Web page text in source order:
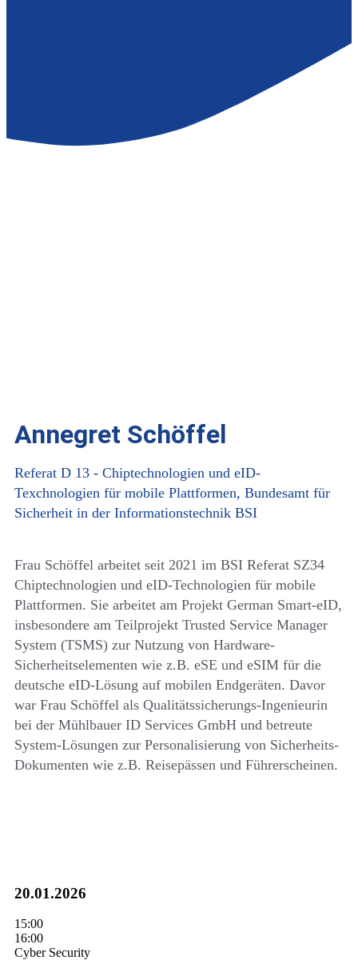
Annegret Schöffel
Referat D 13 - Chiptechnologien und eID-
Texchnologien für mobile Plattformen, Bundesamt für
Sicherheit in der Informationstechnik BSI
Frau Schöffel arbeitet seit 2021 im BSI Referat SZ34
Chiptechnologien und eID-Technologien für mobile
Plattformen. Sie arbeitet am Projekt German Smart-eID,
insbesondere am Teilprojekt Trusted Service Manager
System (TSMS) zur Nutzung von Hardware-
Sicherheitselementen wie z.B. eSE und eSIM für die
deutsche eID-Lösung auf mobilen Endgeräten. Davor
war Frau Schöffel als Qualitätssicherungs-Ingenieurin
bei der Mühlbauer ID Services GmbH und betreute
System-Lösungen zur Personalisierung von Sicherheits-
Dokumenten wie z.B. Reisepässen und Führerscheinen.
20.01.2026
15:00
16:00
Cyber Security